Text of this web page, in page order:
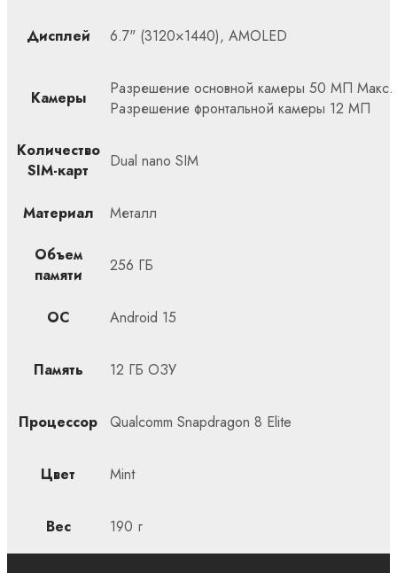
Дисплей 6.7" (3120×1440), AMOLED
Камеры
Разрешение основной камеры 50 МП
Разрешение фронтальной камеры 12 МП
Количество
SIM-карт
Dual nano SIM
Материал Металл
Объем
памяти
256 ГБ
ОС Android 15
Память 12 ГБ ОЗУ
Процессор Qualcomm Snapdragon 8 Elite
Цвет Mint
Вес 190 г